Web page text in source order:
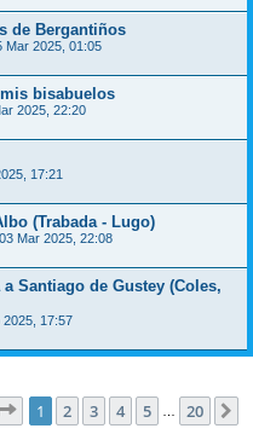
de Bergantiños
Mar 2025, 01:05
bisabuelos
2025, 22:20
17:21
(Trabada - Lugo)
03 Mar 2025, 22:08
Santiago de Gustey (Coles,
2025, 17:57
Página de 20
1 2 3 4 5 20